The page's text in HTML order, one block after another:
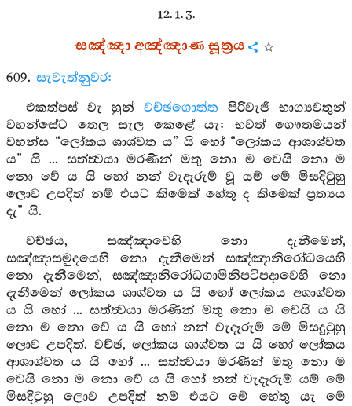
12. 1. 3.
සඤ්ඤා අඤ්ඤාණ සූත්‍රය
609. සැවැත්නුවර:
එකත්පස් වැ හුන් වච්ඡගොත්ත පිරිවැජි භාග්‍යවතුන්
වහන්සේට තෙල සැල කෙළේ යැ: භවත් ගෞතමයන්
වහන්ස “ලෝකය ශාශ්වත ය” යි හෝ “ලෝකය ආශාශ්වත
ය” යි ... සත්ත්‍වයා මරණින් මතු නො ම වෙයි නො ම
නො වේ ය යි හෝ නන් වැදෑරුම් වූ යම් මේ මිසදිටුහු
ලොව උපදිත් නම් එයට කිමෙක් හේතු ද කිමෙක් ප්‍රත්‍යය
දැ” යි.
වච්ඡය, සඤ්ඤාවෙහි නො දැනීමෙන්,
සඤ්ඤාසමුදයෙහි නො දැනීමෙන් සඤ්ඤානිරෝධයෙහි
නො දැනීමෙන්, සඤ්ඤානිරෝධගාමිනිපටිපදාවෙහි නො
දැනීමෙන් ලෝකය ශාශ්වත ය යි හෝ ලෝකය අශාශ්වත
ය යි හෝ ... සත්ත්‍වයා මරණින් මතු නො ම වෙයි ය යි
නො ම නො වේ ය යි හෝ නන් වැදෑරුම් මේ මිසදුටුහු
ලොව උපදිත්. වච්ඡ, ලෝකය ශාශ්වත ය යි හෝ ලෝකය
ආශාශ්වත ය යි හෝ ... සත්ත්‍වයා මරණින් මතු නො ම
වෙයි නො ම නො වේ ය යි හෝ නන් වැදෑරුම් යම් මේ
මිසදිටුහු ලොව උපදිත් නම් එයට මේ හේතු යැ මේ